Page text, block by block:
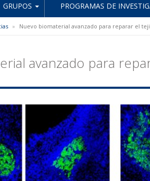
GRUPOS PROGRAMAS DE
Nuevo biomaterial avanzado para reparar el
avanzado para